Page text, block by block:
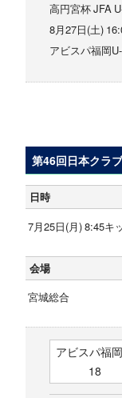
高円宮杯 JFA
8月27日(土)
アビスパ福岡
第46回日本クラ
日時
7月25日(月) 8:45キ
会場
宮城総合
アビスパ福
18